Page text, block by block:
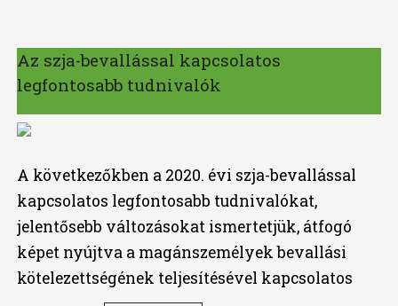
Az szja-bevallással kapcsolatos
legfontosabb tudnivalók
A következőkben a 2020. évi szja-bevallással
kapcsolatos legfontosabb tudnivalókat,
jelentősebb változásokat ismertetjük, átfogó
képet nyújtva a magánszemélyek bevallási
kötelezettségének teljesítésével kapcsolatos